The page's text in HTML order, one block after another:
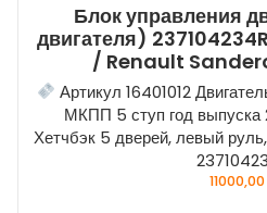
Блок управления
двигателя)
/ Renault
Артикул 16401012
МКПП 5 ступ год выпуска
Хетчбэк 5 дверей, левый
11000,00